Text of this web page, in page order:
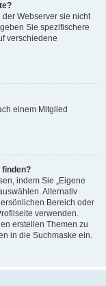
der Webserver sie nicht
Sie spezifischere
verschiedene
einem Mitglied
finden?
indem Sie „Eigene
Alternativ
Bereich oder
verwenden.
erstellen Themen zu
in die Suchmaske ein.